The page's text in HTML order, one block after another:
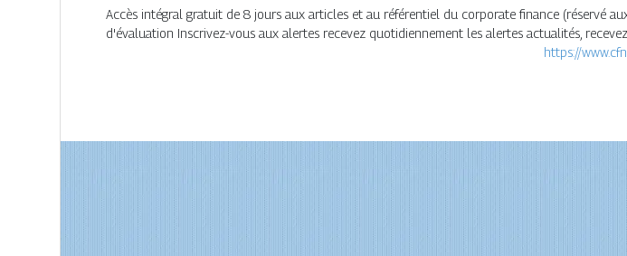
Accès intégral gratuit de 8 jours aux articles et au référentiel du corporate finance (réservé
d'évaluation Inscrivez-vous aux alertes recevez quotidiennement les alertes actualités,
https://